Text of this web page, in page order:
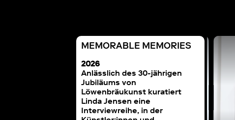
MEMORABLE MEMORIES
2026
Anlässlich des 30-jährigen
Jubiläums von
Löwenbräukunst kuratiert
Linda Jensen eine
Interviewreihe, in der
MEMORABLE MEMORIES